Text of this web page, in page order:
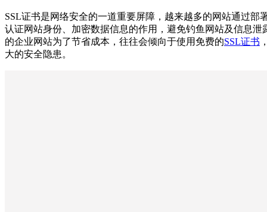
SSL证书是网络安全的一道重要屏障，越来越多的网站通过部
认证网站身份、加密数据信息的作用，避免钓鱼网站及信息泄
的企业网站为了节省成本，往往会倾向于使用免费的SSL证书
大的安全隐患。